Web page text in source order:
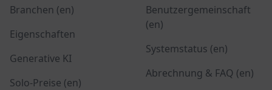
Branchen (en)
Eigenschaften
Generative KI
Solo-Preise (en)
Benutzergemeinschaft
(en)
Systemstatus (en)
Abrechnung & FAQ (en)